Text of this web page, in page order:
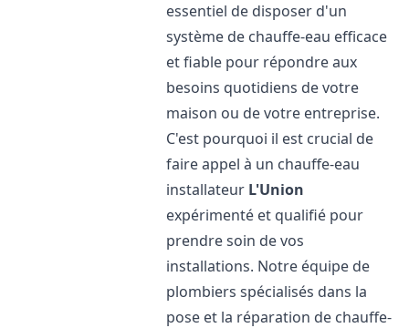
essentiel de disposer d'un
système de chauffe-eau efficace
et fiable pour répondre aux
besoins quotidiens de votre
maison ou de votre entreprise.
C'est pourquoi il est crucial de
faire appel à un chauffe-eau
installateur L'Union
expérimenté et qualifié pour
prendre soin de vos
installations. Notre équipe de
plombiers spécialisés dans la
pose et la réparation de chauffe-